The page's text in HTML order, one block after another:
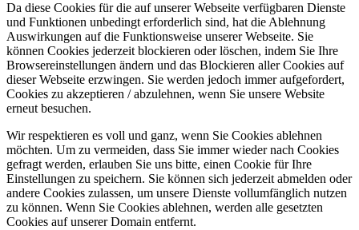
Da diese Cookies für die auf unserer Webseite verfügbaren Dienste
und Funktionen unbedingt erforderlich sind, hat die Ablehnung
Auswirkungen auf die Funktionsweise unserer Webseite. Sie
können Cookies jederzeit blockieren oder löschen, indem Sie Ihre
Browsereinstellungen ändern und das Blockieren aller Cookies auf
dieser Webseite erzwingen. Sie werden jedoch immer aufgefordert,
Cookies zu akzeptieren / abzulehnen, wenn Sie unsere Website
erneut besuchen.
Wir respektieren es voll und ganz, wenn Sie Cookies ablehnen
möchten. Um zu vermeiden, dass Sie immer wieder nach Cookies
gefragt werden, erlauben Sie uns bitte, einen Cookie für Ihre
Einstellungen zu speichern. Sie können sich jederzeit abmelden oder
andere Cookies zulassen, um unsere Dienste vollumfänglich nutzen
zu können. Wenn Sie Cookies ablehnen, werden alle gesetzten
Cookies auf unserer Domain entfernt.